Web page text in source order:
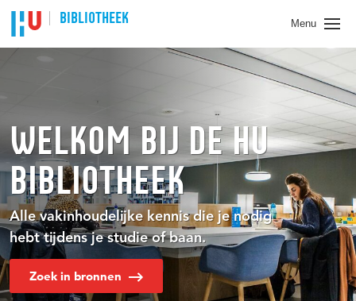
BIBLIOTHEEK Menu
WELKOM BIJ DE HU
BIBLIOTHEEK
Alle vakinhoudelijke kennis die je nodig
hebt tijdens je studie of baan.
Zoek in bronnen